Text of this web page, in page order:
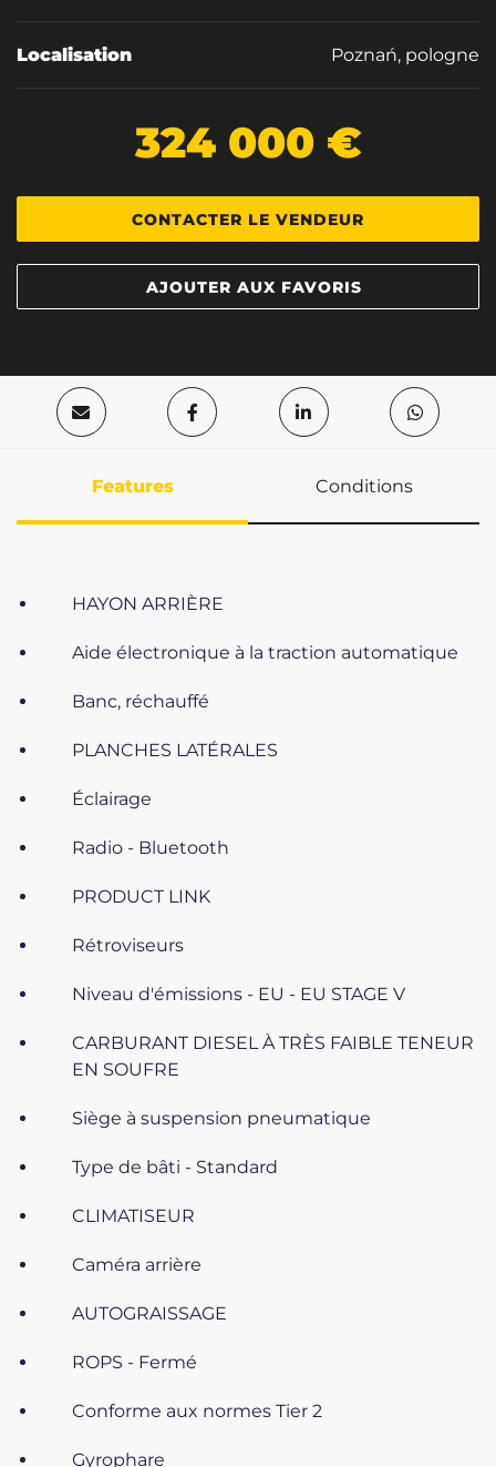
Localisation Poznań, pologne
324 000 €
CONTACTER LE VENDEUR
AJOUTER AUX FAVORIS
Features Conditions
HAYON ARRIÈRE
Aide électronique à la traction automatique
Banc, réchauffé
PLANCHES LATÉRALES
Éclairage
Radio - Bluetooth
PRODUCT LINK
Rétroviseurs
Niveau d'émissions - EU - EU STAGE V
CARBURANT DIESEL À TRÈS FAIBLE TENEUR
EN SOUFRE
Siège à suspension pneumatique
Type de bâti - Standard
CLIMATISEUR
Caméra arrière
AUTOGRAISSAGE
ROPS - Fermé
Conforme aux normes Tier 2
Gyrophare